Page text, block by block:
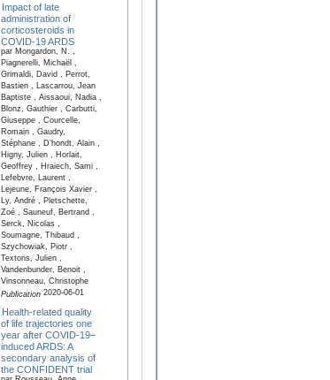
Impact of late
administration of
corticosteroids in
COVID-19 ARDS
par Mongardon, N. ,
Piagnerelli, Michaël ,
Grimaldi, David , Perrot,
Bastien , Lascarrou, Jean
Baptiste , Aissaoui, Nadia ,
Blonz, Gauthier , Carbutti,
Giuseppe , Courcelle,
Romain , Gaudry,
Stéphane , D’hondt, Alain ,
Higny, Julien , Horlait,
Geoffrey , Hraiech, Sami ,
Lefebvre, Laurent ,
Lejeune, François Xavier ,
Ly, André , Pletschette,
Zoé , Sauneuf, Bertrand ,
Serck, Nicolas ,
Soumagne, Thibaud ,
Szychowiak, Piotr ,
Textoris, Julien ,
Vandenbunder, Benoit ,
Vinsonneau, Christophe
Publication2020-06-01
Health-related quality
of life trajectories one
year after COVID-19–
induced ARDS: A
secondary analysis of
the CONFIDENT trial